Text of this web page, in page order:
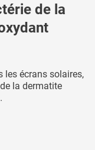
de la
les écrans solaires,
la dermatite